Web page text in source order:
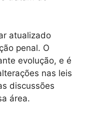
atualizado
penal. O
evolução, e é
nas leis
discussões
área.